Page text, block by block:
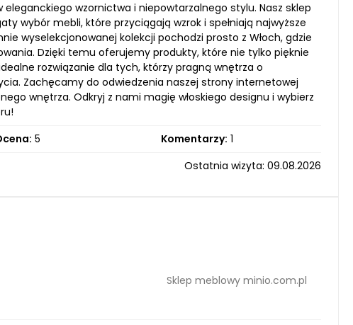
wzornictwa i niepowtarzalnego stylu. Nasz sklep
wybór mebli, które przyciągają wzrok i spełniają najwyższe
wyselekcjonowanej kolekcji pochodzi prosto z Włoch, gdzie
Dzięki temu oferujemy produkty, które nie tylko pięknie
rozwiązanie dla tych, którzy pragną wnętrza o
Zachęcamy do odwiedzenia naszej strony internetowej
wnętrza. Odkryj z nami magię włoskiego designu i wybierz
5 Komentarzy: 1
Ostatnia wizyta: 09.08.2026
Sklep meblowy minio.com.pl